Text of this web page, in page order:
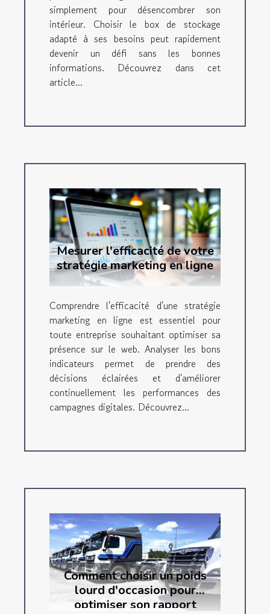
simplement pour désencombrer son
intérieur. Choisir le box de stockage
adapté à ses besoins peut rapidement
devenir un défi sans les bonnes
informations. Découvrez dans cet
article...
Mesurer l'efficacité de votre
stratégie marketing en ligne
Comprendre l'efficacité d'une stratégie
marketing en ligne est essentiel pour
toute entreprise souhaitant optimiser sa
présence sur le web. Analyser les bons
indicateurs permet de prendre des
décisions éclairées et d'améliorer
continuellement les performances des
campagnes digitales. Découvrez...
Comment choisir un poids
lourd d'occasion pour
optimiser son rapport